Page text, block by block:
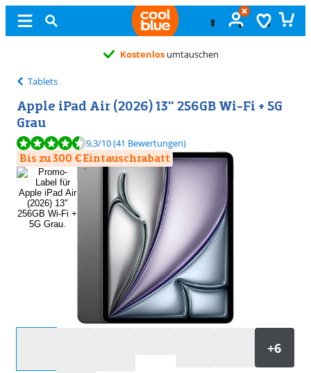
Kostenlos umtauschen
Tablets
Apple iPad Air (2026) 13" 256GB Wi-Fi + 5G
Grau
Bewertet mit 9,3 von 10, basierend auf 41 Bewertungen.
9,3/10(41 Bewertungen)
Bis zu 300 € Eintauschrabatt